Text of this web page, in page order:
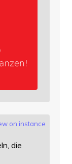
on instance
die